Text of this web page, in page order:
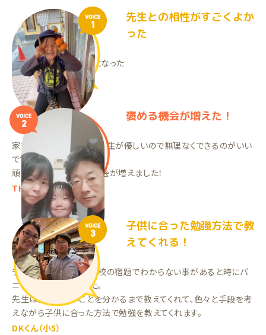
VOICE
1
先生との相性がすごくよか
った
勉強を理解できるようになった
RNくん（小1）
VOICE
2
褒める機会が増えた！
家でやれるのがいいし、先生が優しいので無理なくできるのがいい
です。
頑張ったことをほめる機会が増えました！
THくん（中1）
VOICE
3
子供に合った勉強方法で教
えてくれる！
ランナーをやる前は、学校の宿題でわからない事があると時にパ
ニックになっていました。
先生は分からないことを分かるまで教えてくれて、色々と手段を考
えながら子供に合った方法で勉強を教えてくれます。
DKくん（小5）